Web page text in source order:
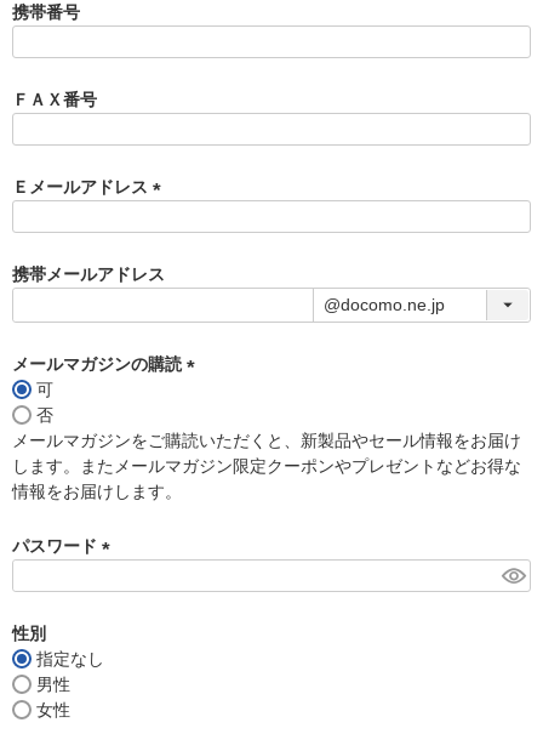
)
携帯番号
ＦＡＸ番号
Ｅメールアドレス
須
)
携帯メールアドレス
メールマガジンの購読
須
)
可
否
メールマガジンをご購読いただくと、新製品やセール情報をお届け
します。またメールマガジン限定クーポンやプレゼントなどお得な
情報をお届けします。
パスワード
性別
指定なし
男性
女性